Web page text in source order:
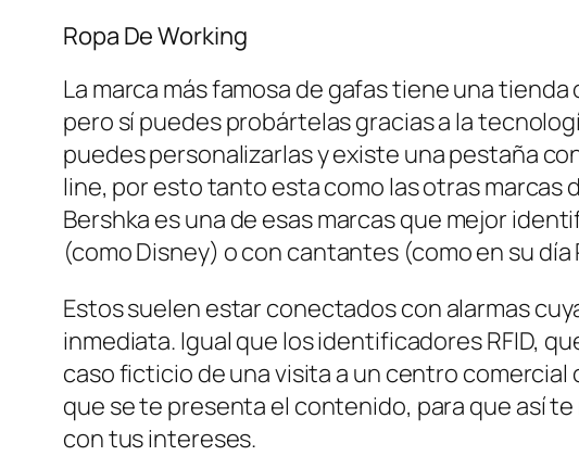
Ropa De Working
La marca más famosa de gafas tiene una
pero sí puedes probártelas gracias a la
puedes personalizarlas y existe una pestaña
line, por esto tanto esta como las otras marcas
Bershka es una de esas marcas que mejor
(como Disney) o con cantantes (como en su
Estos suelen estar conectados con alarmas
inmediata. Igual que los identificadores RFID,
caso ficticio de una visita a un centro comercial
que se te presenta el contenido, para que así
con tus intereses.